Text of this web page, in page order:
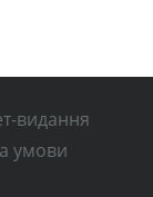
видання
умови